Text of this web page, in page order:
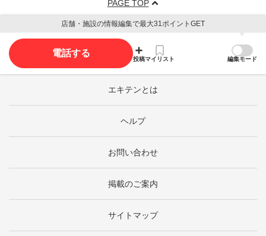
PAGE TOP
店舗・施設の情報編集で最大31ポイントGET
電話する
投稿マイリスト 編集モード
エキテンとは
ヘルプ
お問い合わせ
掲載のご案内
サイトマップ